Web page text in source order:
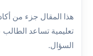
هذا المقال جزء من
تعليمية تساعد الطالب
السؤال.